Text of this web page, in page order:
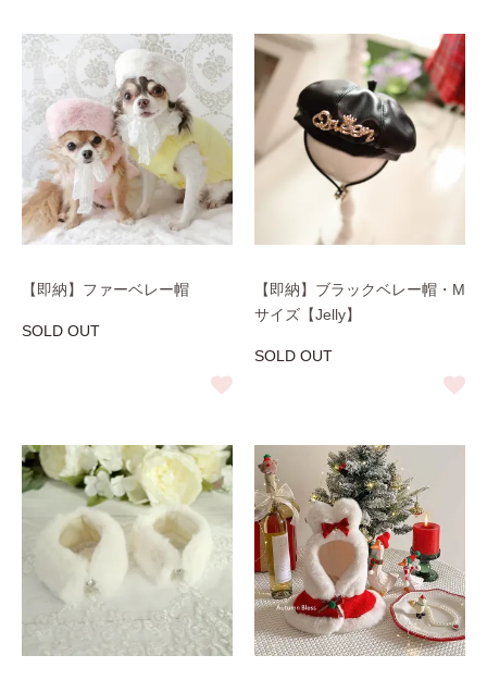
【即納】ファーベレー帽
SOLD OUT
【即納】ブラックベレー帽・M
サイズ【Jelly】
SOLD OUT